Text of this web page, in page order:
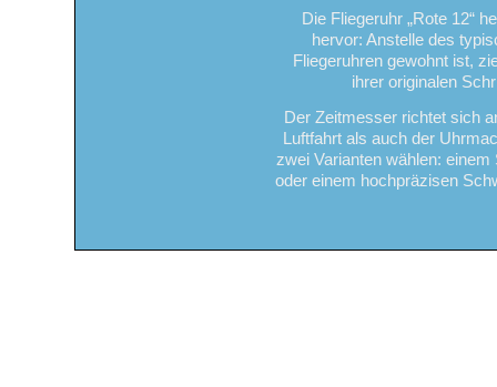
Die Fliegeruhr „Rote 12“
hervor: Anstelle des
Fliegeruhren gewohnt ist,
ihrer originalen
Der Zeitmesser richtet sich
Luftfahrt als auch der
zwei Varianten wählen:
oder einem hochpräzisen